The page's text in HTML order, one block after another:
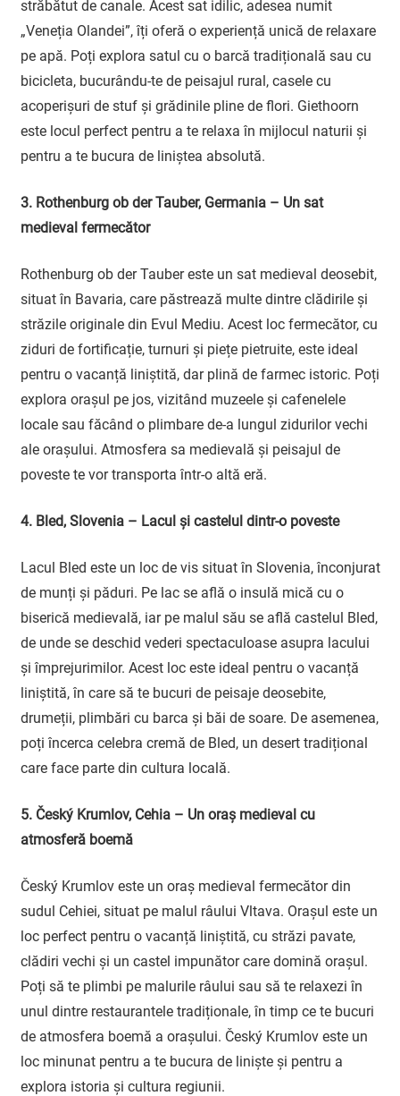
străbătut de canale. Acest sat idilic, adesea numit
„Veneția Olandei”, îți oferă o experiență unică de relaxare
pe apă. Poți explora satul cu o barcă tradițională sau cu
bicicleta, bucurându-te de peisajul rural, casele cu
acoperișuri de stuf și grădinile pline de flori. Giethoorn
este locul perfect pentru a te relaxa în mijlocul naturii și
pentru a te bucura de liniștea absolută.
3. Rothenburg ob der Tauber, Germania – Un sat
medieval fermecător
Rothenburg ob der Tauber este un sat medieval deosebit,
situat în Bavaria, care păstrează multe dintre clădirile și
străzile originale din Evul Mediu. Acest loc fermecător, cu
ziduri de fortificație, turnuri și piețe pietruite, este ideal
pentru o vacanță liniștită, dar plină de farmec istoric. Poți
explora orașul pe jos, vizitând muzeele și cafenelele
locale sau făcând o plimbare de-a lungul zidurilor vechi
ale orașului. Atmosfera sa medievală și peisajul de
poveste te vor transporta într-o altă eră.
4. Bled, Slovenia – Lacul și castelul dintr-o poveste
Lacul Bled este un loc de vis situat în Slovenia, înconjurat
de munți și păduri. Pe lac se află o insulă mică cu o
biserică medievală, iar pe malul său se află castelul Bled,
de unde se deschid vederi spectaculoase asupra lacului
și împrejurimilor. Acest loc este ideal pentru o vacanță
liniștită, în care să te bucuri de peisaje deosebite,
drumeții, plimbări cu barca și băi de soare. De asemenea,
poți încerca celebra cremă de Bled, un desert tradițional
care face parte din cultura locală.
5. Český Krumlov, Cehia – Un oraș medieval cu
atmosferă boemă
Český Krumlov este un oraș medieval fermecător din
sudul Cehiei, situat pe malul râului Vltava. Orașul este un
loc perfect pentru o vacanță liniștită, cu străzi pavate,
clădiri vechi și un castel impunător care domină orașul.
Poți să te plimbi pe malurile râului sau să te relaxezi în
unul dintre restaurantele tradiționale, în timp ce te bucuri
de atmosfera boemă a orașului. Český Krumlov este un
loc minunat pentru a te bucura de liniște și pentru a
explora istoria și cultura regiunii.